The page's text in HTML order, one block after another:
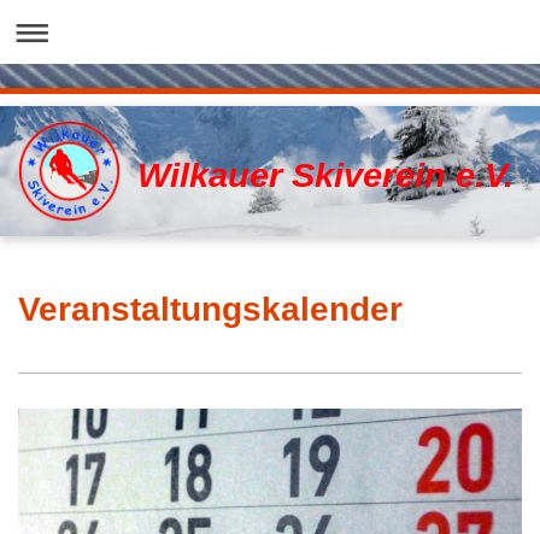
Wilkauer Skiverein e.V.
Veranstaltungskalender